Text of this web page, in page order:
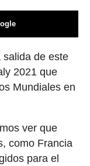
salida de este
2021 que
Mundiales en
ver que
como Francia
para el